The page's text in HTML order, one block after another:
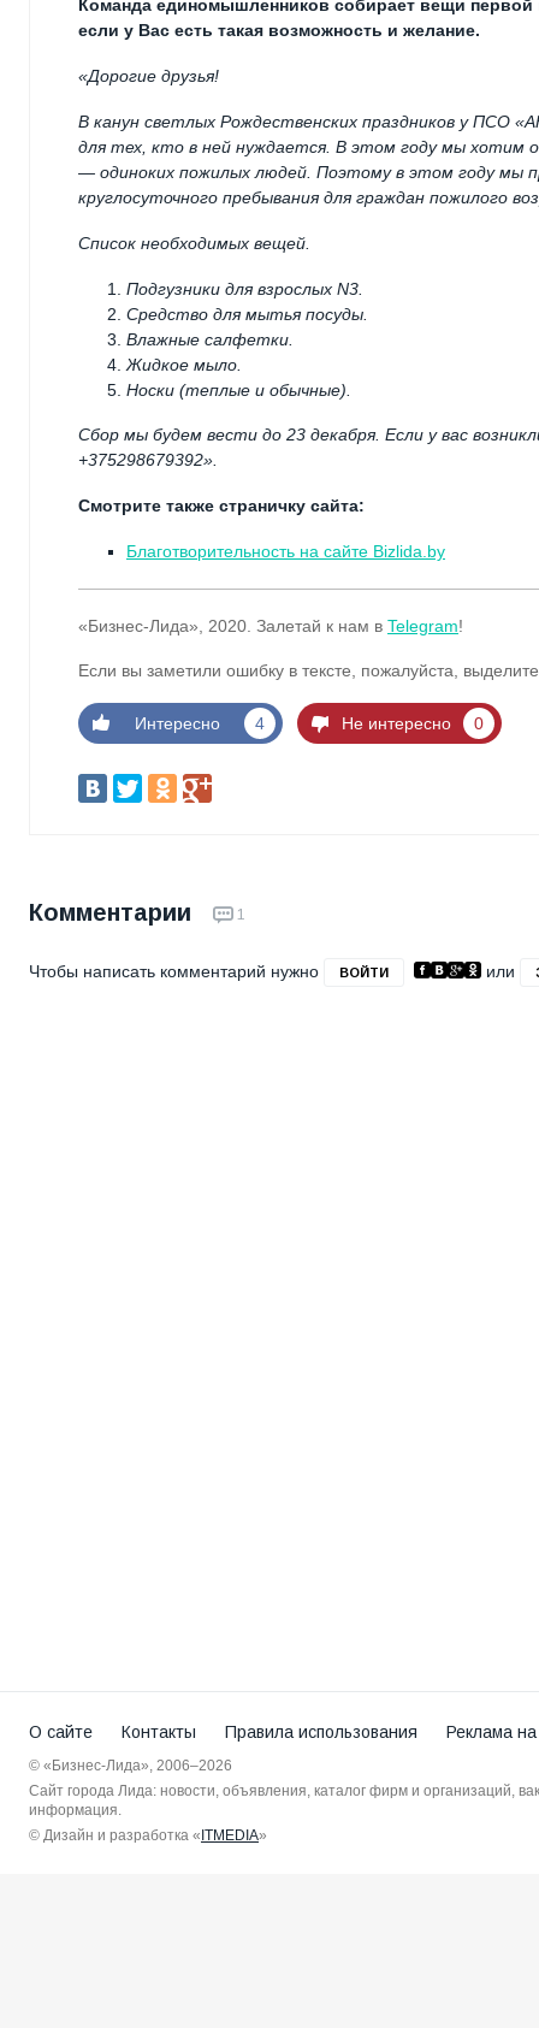
Команда единомышленников собирает вещи
если у Вас есть такая возможность и желание.
«Дорогие друзья!
В канун светлых Рождественских праздников у ПСО
для тех, кто в ней нуждается. В этом году мы
— одиноких пожилых людей. Поэтому в этом году мы
круглосуточного пребывания для граждан пожилого
Список необходимых вещей.
Подгузники для взрослых N3.
Средство для мытья посуды.
Влажные салфетки.
Жидкое мыло.
Носки (теплые и обычные).
Сбор мы будем вести до 23 декабря. Если у вас
+375298679392».
Смотрите также страничку сайта:
Благотворительность на сайте Bizlida.by
«Бизнес-Лида», 2020. Залетай к нам в Telegram!
Если вы заметили ошибку в тексте, пожалуйста,
Интересно 4 Не интересно 0
Комментарии 1
Чтобы написать комментарий нужно ВОЙТИ или
О сайте Контакты Правила использования Реклама
© «Бизнес-Лида», 2006–2026
Сайт города Лида: новости, объявления, каталог фирм и организаций,
информация.
© Дизайн и разработка «ITMEDIA»